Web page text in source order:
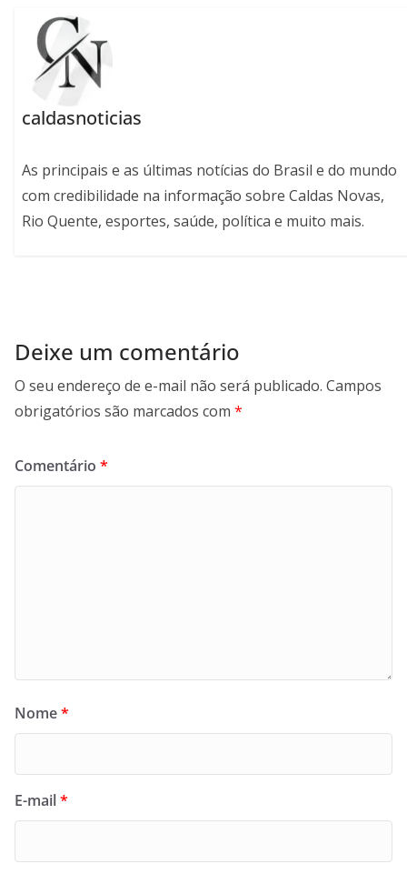
caldasnoticias
As principais e as últimas notícias do Brasil e do mundo
com credibilidade na informação sobre Caldas Novas,
Rio Quente, esportes, saúde, política e muito mais.
Deixe um comentário
O seu endereço de e-mail não será publicado. Campos
obrigatórios são marcados com *
Comentário *
Nome*
E-mail*